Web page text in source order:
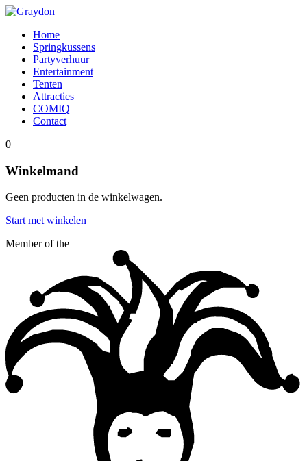
Home
Springkussens
Partyverhuur
Entertainment
Tenten
Attracties
COMIQ
Contact
0
Winkelmand
Geen producten in de winkelwagen.
Start met winkelen
Member of the